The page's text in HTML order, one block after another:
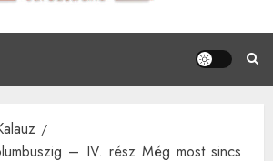
– IV. rész Még most sincs